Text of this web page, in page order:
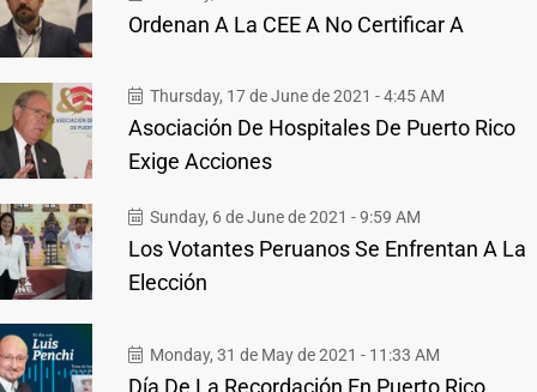
Ordenan A La CEE A No Certificar A
Thursday, 17 de June de 2021 - 4:45 AM
Asociación De Hospitales De Puerto Rico
Exige Acciones
Sunday, 6 de June de 2021 - 9:59 AM
Los Votantes Peruanos Se Enfrentan A La
Elección
Monday, 31 de May de 2021 - 11:33 AM
Día De La Recordación En Puerto Rico